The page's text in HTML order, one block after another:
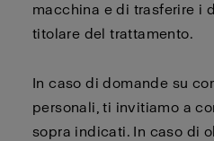
macchina e di trasferire i
titolare del trattamento.
In caso di domande su
personali, ti invitiamo a
sopra indicati. In caso di